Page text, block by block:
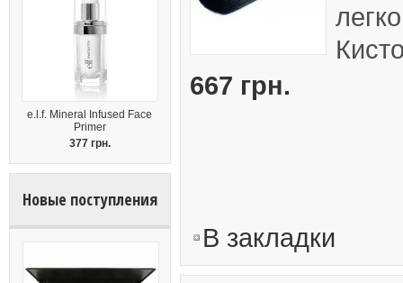
e.l.f. Mineral Infused Face
Primer
377 грн.
Новые поступления
667 грн.
В закладки